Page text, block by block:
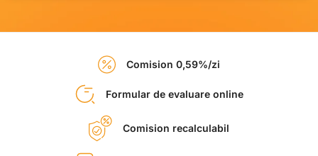
Comision 0,59%/zi
Formular de evaluare online
Comision recalculabil